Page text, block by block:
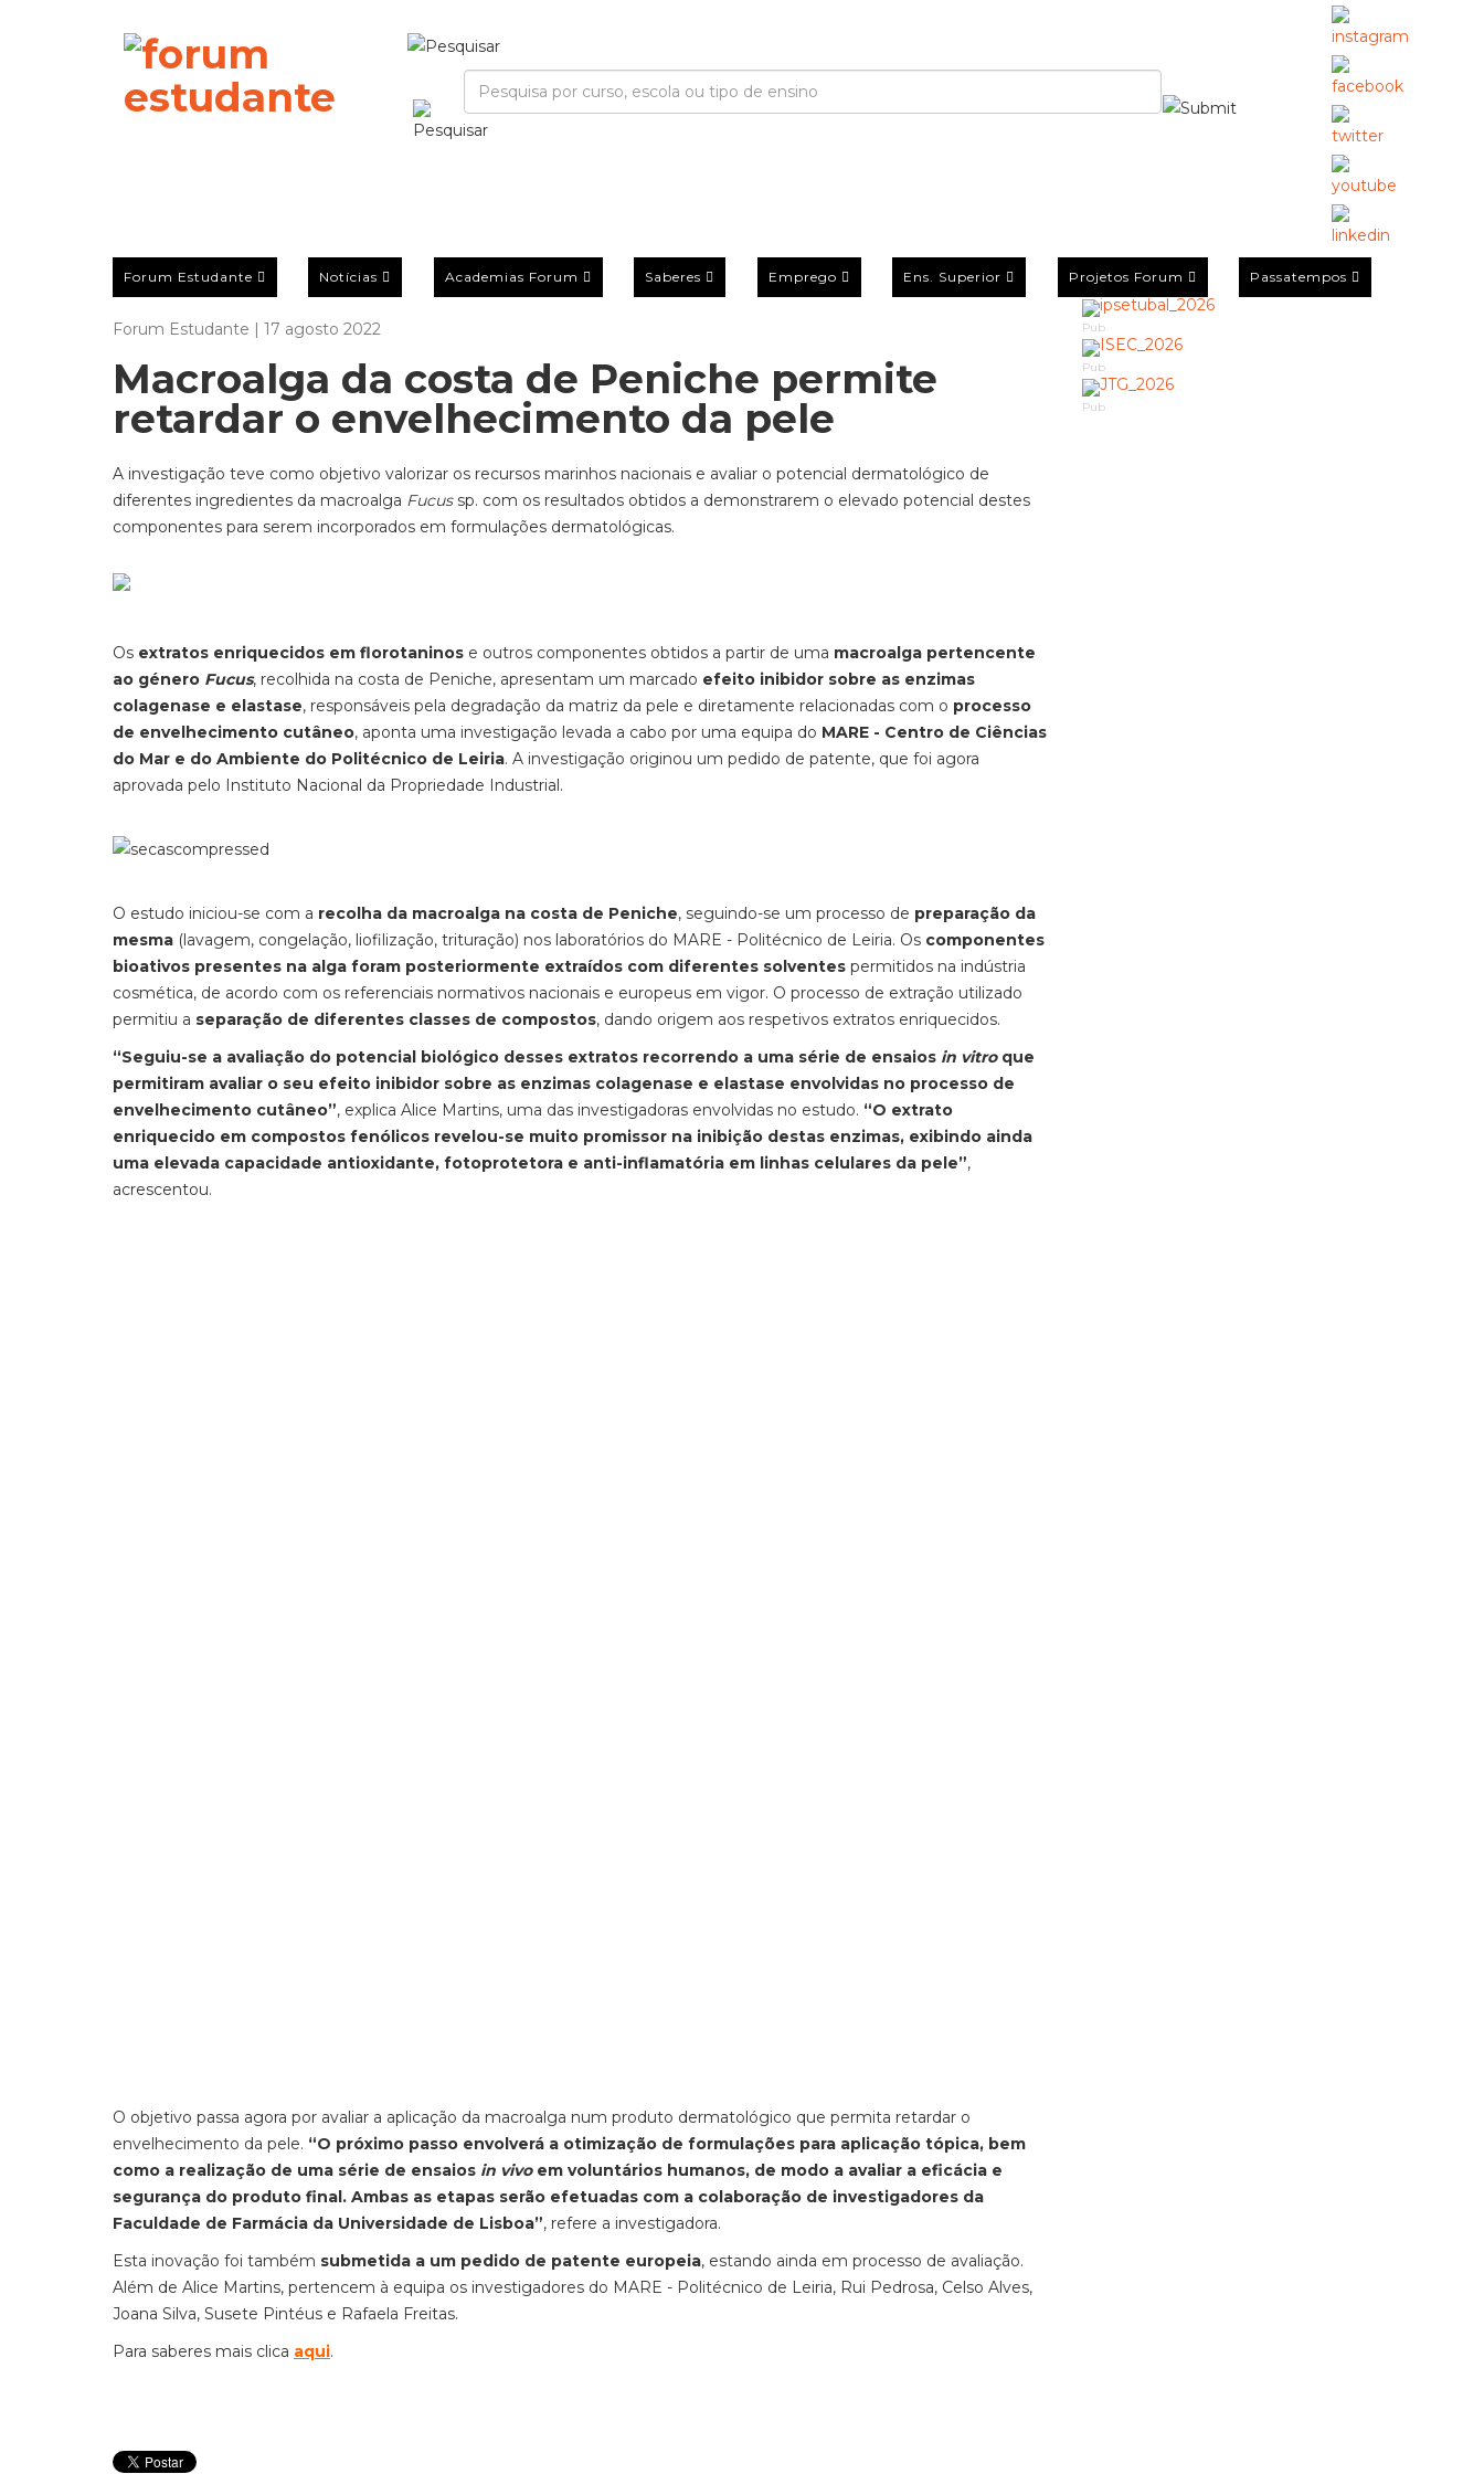
Forum Estudante Notícias Academias Forum Saberes Emprego Ens. Superior Projetos Forum Passatempos
Forum Estudante | 17 agosto 2022
Macroalga da costa de Peniche permite
retardar o envelhecimento da pele
A investigação teve como objetivo valorizar os recursos marinhos nacionais e avaliar o potencial dermatológico de
diferentes ingredientes da macroalga Fucus sp. com os resultados obtidos a demonstrarem o elevado potencial destes
componentes para serem incorporados em formulações dermatológicas.
Os extratos enriquecidos em florotaninos e outros componentes obtidos a partir de uma macroalga pertencente
ao género Fucus, recolhida na costa de Peniche, apresentam um marcado efeito inibidor sobre as enzimas
colagenase e elastase, responsáveis pela degradação da matriz da pele e diretamente relacionadas com o processo
de envelhecimento cutâneo, aponta uma investigação levada a cabo por uma equipa do MARE - Centro de Ciências
do Mar e do Ambiente do Politécnico de Leiria. A investigação originou um pedido de patente, que foi agora
aprovada pelo Instituto Nacional da Propriedade Industrial.
O estudo iniciou-se com a recolha da macroalga na costa de Peniche, seguindo-se um processo de preparação da
mesma (lavagem, congelação, liofilização, trituração) nos laboratórios do MARE - Politécnico de Leiria. Os componentes
bioativos presentes na alga foram posteriormente extraídos com diferentes solventes permitidos na indústria
cosmética, de acordo com os referenciais normativos nacionais e europeus em vigor. O processo de extração utilizado
permitiu a separação de diferentes classes de compostos, dando origem aos respetivos extratos enriquecidos.
“Seguiu-se a avaliação do potencial biológico desses extratos recorrendo a uma série de ensaios in vitroque
permitiram avaliar o seu efeito inibidor sobre as enzimas colagenase e elastase envolvidas no processo de
envelhecimento cutâneo”, explica Alice Martins, uma das investigadoras envolvidas no estudo. “O extrato
enriquecido em compostos fenólicos revelou-se muito promissor na inibição destas enzimas, exibindo ainda
uma elevada capacidade antioxidante, fotoprotetora e anti-inflamatória em linhas celulares da pele”,
acrescentou.
O objetivo passa agora por avaliar a aplicação da macroalga num produto dermatológico que permita retardar o
envelhecimento da pele. “O próximo passo envolverá a otimização de formulações para aplicação tópica, bem
como a realização de uma série de ensaios in vivoem voluntários humanos, de modo a avaliar a eficácia e
segurança do produto final. Ambas as etapas serão efetuadas com a colaboração de investigadores da
Faculdade de Farmácia da Universidade de Lisboa”, refere a investigadora.
Esta inovação foi também submetida a um pedido de patente europeia, estando ainda em processo de avaliação.
Além de Alice Martins, pertencem à equipa os investigadores do MARE - Politécnico de Leiria, Rui Pedrosa, Celso Alves,
Joana Silva, Susete Pintéus e Rafaela Freitas.
Para saberes mais clica aqui.
Pub
Pub
Pub